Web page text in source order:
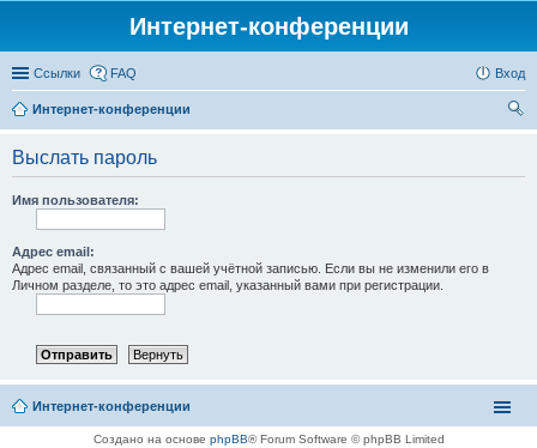
Интернет-конференции
Ссылки FAQ Вход
Интернет-конференции
Выслать пароль
Имя пользователя:
Адрес email:
Адрес email, связанный с вашей учётной записью. Если вы не изменили его в
Личном разделе, то это адрес email, указанный вами при регистрации.
Интернет-конференции
Создано на основе phpBB® Forum Software © phpBB Limited